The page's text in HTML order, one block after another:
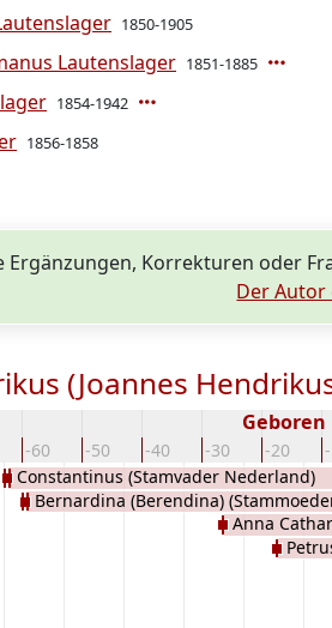
1850-1905
Lautenslager 1851-1885
1854-1942
1856-1858
Ergänzungen, Korrekturen oder
Der
(Joannes
-60 -50 -40 -30 -20
Geboren
Constantinus (Stamvader Nederland)
Lautenslager
Bernardina (Berendina)
Anna
(Wensch)